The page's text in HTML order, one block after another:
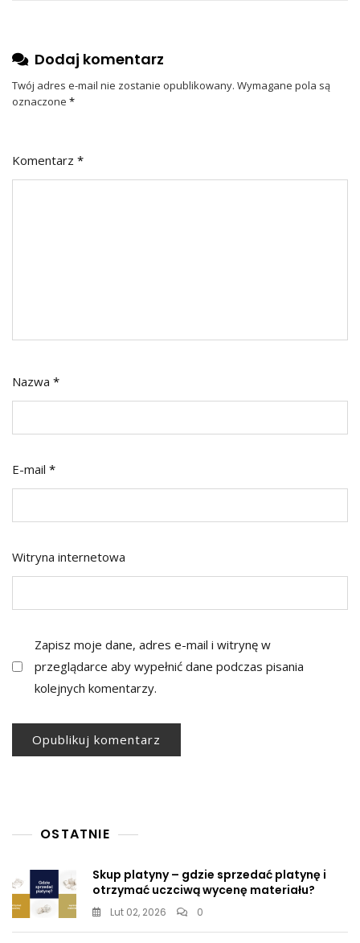
Dodaj komentarz
Twój adres e-mail nie zostanie opublikowany. Wymagane pola są
oznaczone *
Komentarz *
Nazwa *
E-mail *
Witryna internetowa
Zapisz moje dane, adres e-mail i witrynę w
przeglądarce aby wypełnić dane podczas pisania
kolejnych komentarzy.
OSTATNIE
Skup platyny – gdzie sprzedać platynę i
otrzymać uczciwą wycenę materiału?
Lut 02, 2026 0